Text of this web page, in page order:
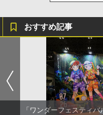
おすすめ記事
「ワンダーフェスティ